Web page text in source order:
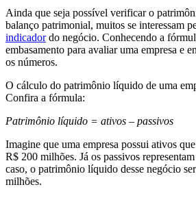
Ainda que seja possível verificar o
balanço patrimonial, muitos se interessam
indicadordo negócio. Conhecendo a
embasamento para avaliar uma empresa e
os números.
O cálculo do patrimônio líquido de uma
Confira a fórmula:
Patrimônio líquido = ativos – passivos
Imagine que uma empresa possui ativos
R$ 200 milhões. Já os passivos
caso, o patrimônio líquido desse negócio
milhões.